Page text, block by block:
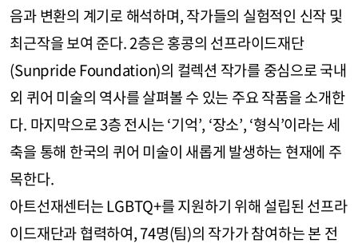
음과 변환의 계기로 해석하며, 작가들의 실험적인 신작 및
최근작을 보여 준다. 2층은 홍콩의 선프라이드재단
(Sunpride Foundation)의 컬렉션 작가를 중심으로 국내
외 퀴어 미술의 역사를 살펴볼 수 있는 주요 작품을 소개한
다. 마지막으로 3층 전시는 ‘기억’, ‘장소’, ‘형식’이라는 세
축을 통해 한국의 퀴어 미술이 새롭게 발생하는 현재에 주
목한다.
아트선재센터는 LGBTQ+를 지원하기 위해 설립된 선프라
이드재단과 협력하여, 74명(팀)의 작가가 참여하는 본 전